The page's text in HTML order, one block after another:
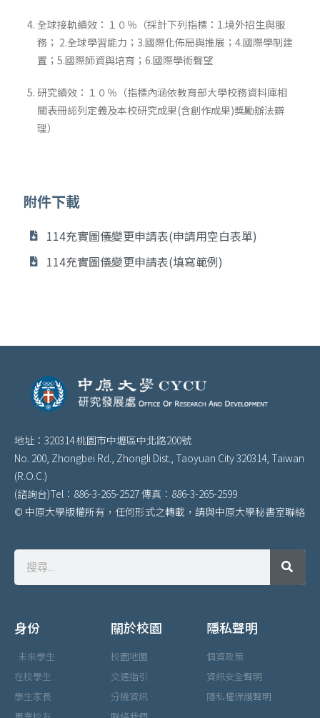
全球接軌績效：１０％（採計下列指標：1.境外招生與服
務； 2.全球學習能力；3.國際化佈局與推展；4.國際學制建
置；5.國際師資與培育；6.國際學術聲望
研究績效：１０％（指標內涵依教育部大學校務資料庫相
關表冊認列定義及本校研究成果(含創作成果)獎勵辦法辧
理）
附件下載
114充實圖儀變更申請表(申請用空白表單)
114充實圖儀變更申請表(填寫範例)
地址：320314 桃園市中壢區中北路200號
No. 200, Zhongbei Rd., Zhongli Dist., Taoyuan City 320314, Taiwan
(R.O.C.)
(諮詢台)Tel：886-3-265-2527 傳真：886-3-265-2599
© 中原大學版權所有，任何形式之轉載，請與中原大學秘書室聯絡
身份
未來學生
在校學生
學生家長
關於校園
校園地圖
交通指引
分機資訊
隱私聲明
個資政策
資訊安全聲明
隱私權保護聲明